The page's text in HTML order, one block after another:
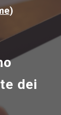
)
dei